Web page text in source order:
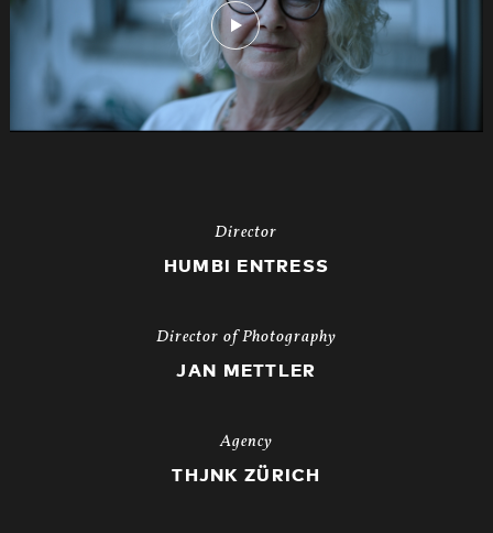
Director
HUMBI ENTRESS
Director of Photography
JAN METTLER
Agency
THJNK ZÜRICH